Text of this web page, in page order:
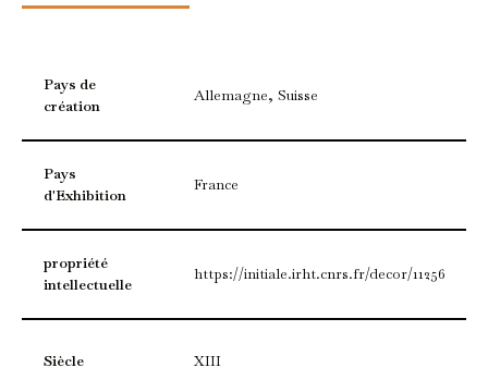
Pays de
création
Allemagne, Suisse
Pays
d'Exhibition
France
propriété
intellectuelle
https://initiale.irht.cnrs.fr/decor/11256
Siècle XIII